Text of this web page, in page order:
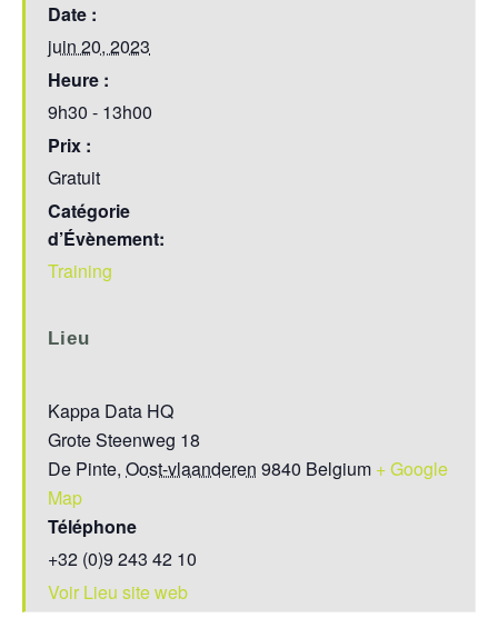
Date :
juin 20, 2023
Heure :
9h30 - 13h00
Prix :
Gratuit
Catégorie
d’Évènement:
Training
Lieu
Kappa Data HQ
Grote Steenweg 18
De Pinte, Oost-vlaanderen 9840 Belgium + Google
Map
Téléphone
+32 (0)9 243 42 10
Voir Lieu site web